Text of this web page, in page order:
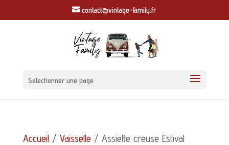
contact@vintage-family.fr
Sélectionner une page
Accueil/ Vaisselle/ Assiette creuse Estival